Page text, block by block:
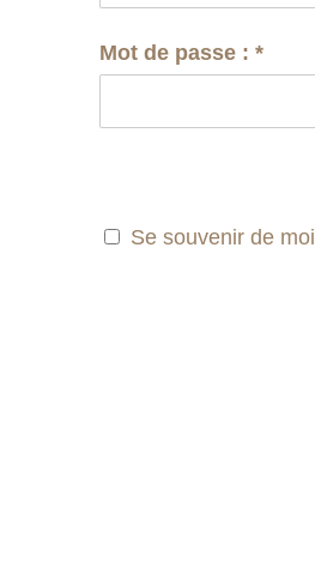
Mot de passe :*
Se souvenir de moi